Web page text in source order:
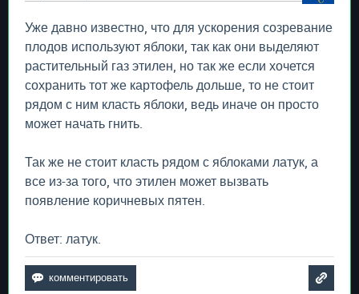
Уже давно известно, что для ускорения созревание
плодов используют яблоки, так как они выделяют
растительный газ этилен, но так же если хочется
сохранить тот же картофель дольше, то не стоит
рядом с ним класть яблоки, ведь иначе он просто
может начать гнить.
Так же не стоит класть рядом с яблоками латук, а
все из-за того, что этилен может вызвать
появление коричневых пятен.
Ответ: латук.